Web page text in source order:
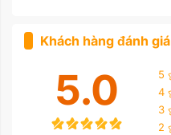
Khách hàng đánh giá
5.0 5
4
3
2